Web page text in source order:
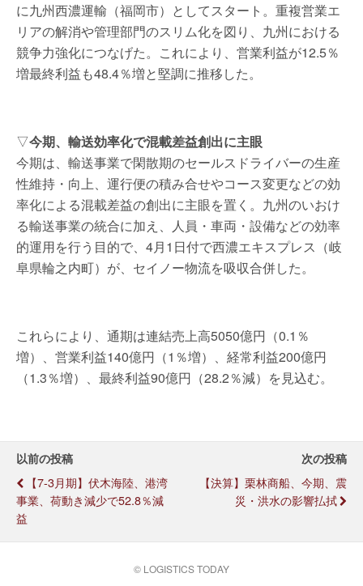
に九州西濃運輸（福岡市）としてスタート。重複営業エ
リアの解消や管理部門のスリム化を図り、九州における
競争力強化につなげた。これにより、営業利益が12.5％
増最終利益も48.4％増と堅調に推移した。
▽今期、輸送効率化で混載差益創出に主眼
今期は、輸送事業で閑散期のセールスドライバーの生産
性維持・向上、運行便の積み合せやコース変更などの効
率化による混載差益の創出に主眼を置く。九州のいおけ
る輸送事業の統合に加え、人員・車両・設備などの効率
的運用を行う目的で、4月1日付で西濃エキスプレス（岐
阜県輪之内町）が、セイノー物流を吸収合併した。
これらにより、通期は連結売上高5050億円（0.1％
増）、営業利益140億円（1％増）、経常利益200億円
（1.3％増）、最終利益90億円（28.2％減）を見込む。
以前の投稿
【7-3月期】伏木海陸、港湾
事業、荷動き減少で52.8％減
益
次の投稿
【決算】栗林商船、今期、震
災・洪水の影響払拭
© LOGISTICS TODAY